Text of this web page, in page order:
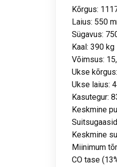
Kõrgus:
Laius: 550
Sügavus:
Kaal: 390 kg
Võimsus:
Ukse
Ukse laius:
Kasutegur:
Keskmine
Keskmine
Miinimum
CO tase